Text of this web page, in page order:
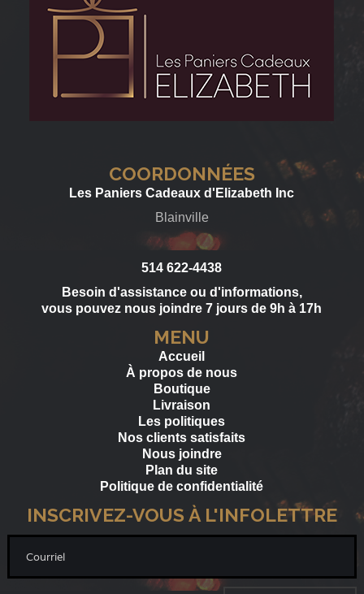
COORDONNÉES
Les Paniers Cadeaux d'Elizabeth Inc
Blainville
514 622-4438
Besoin d'assistance ou d'informations,
vous pouvez nous joindre 7 jours de 9h à 17h
MENU
Accueil
À propos de nous
Boutique
Livraison
Les politiques
Nos clients satisfaits
Nous joindre
Plan du site
Politique de confidentialité
INSCRIVEZ-VOUS À L'INFOLETTRE